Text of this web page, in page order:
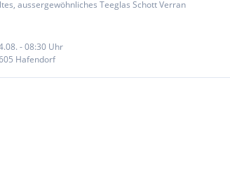
aussergewöhnliches Teeglas Schott Verran
- 08:30 Uhr
Hafendorf